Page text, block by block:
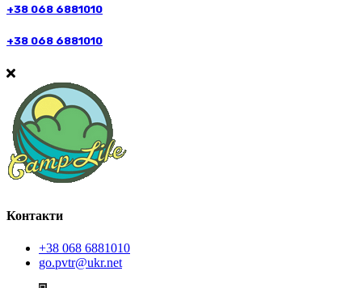
+38 068 6881010
+38 068 6881010
Контакти
+38 068 6881010
go.pvtr@ukr.net